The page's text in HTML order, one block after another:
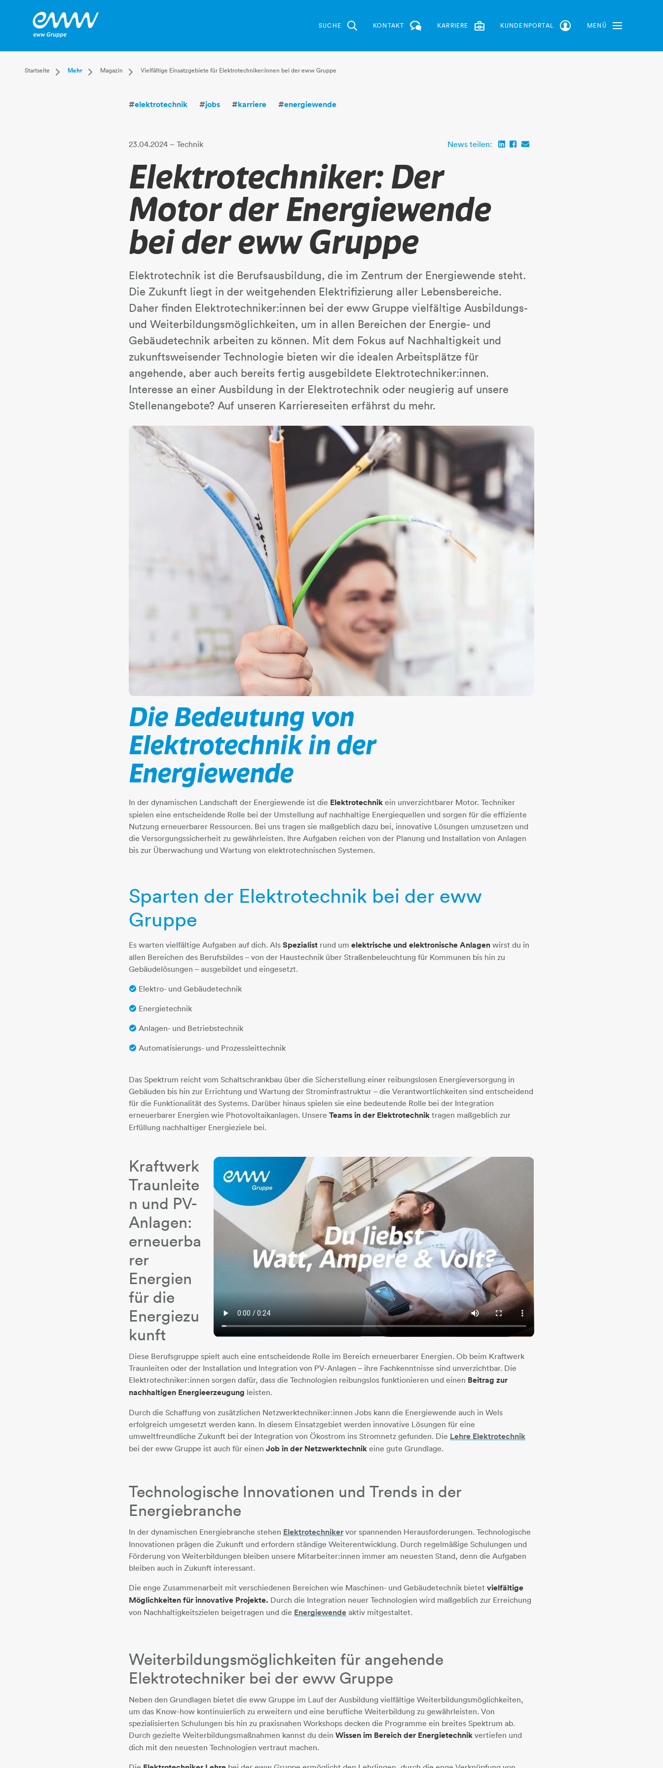
SUCHE KONTAKT KARRIERE KUNDENPORTAL MENÜ
Toggle Navbar
Startseite
Dropdown Startseite
Mehr
Dropdown Mehr
Magazin
Dropdown Magazin
Technik
Vielfältige Einsatzgebiete für Elektrotechniker:innen bei der eww Gruppe
#elektrotechnik #jobs #karriere #energiewende
23.04.2024 – Technik News teilen:
Elektrotechniker: Der
Motor der Energiewende
bei der eww Gruppe
Elektrotechnik ist die Berufsausbildung, die im Zentrum der Energiewende steht.
Die Zukunft liegt in der weitgehenden Elektrifizierung aller Lebensbereiche.
Daher finden Elektrotechniker:innen bei der eww Gruppe vielfältige Ausbildungs-
und Weiterbildungsmöglichkeiten, um in allen Bereichen der Energie- und
Gebäudetechnik arbeiten zu können. Mit dem Fokus auf Nachhaltigkeit und
zukunftsweisender Technologie bieten wir die idealen Arbeitsplätze für
angehende, aber auch bereits fertig ausgebildete Elektrotechniker:innen.
Interesse an einer Ausbildung in der Elektrotechnik oder neugierig auf unsere
Stellenangebote? Auf unseren Karriereseiten erfährst du mehr.
Die Bedeutung von
Elektrotechnik in der
Energiewende​​​​​​​
In der dynamischen Landschaft der Energiewende ist die Elektrotechnikein unverzichtbarer Motor. Techniker
spielen eine entscheidende Rolle bei der Umstellung auf nachhaltige Energiequellen und sorgen für die effiziente
Nutzung erneuerbarer Ressourcen. Bei uns tragen sie maßgeblich dazu bei, innovative Lösungen umzusetzen und
die Versorgungssicherheit zu gewährleisten. Ihre Aufgaben reichen von der Planung und Installation von Anlagen
bis zur Überwachung und Wartung von elektrotechnischen Systemen.
Sparten der Elektrotechnik bei der eww
Gruppe
Es warten vielfältige Aufgaben auf dich. AlsSpezialist rund umelektrische und elektronische Anlagen wirst du in
allen Bereichen des Berufsbildes – von der Haustechnik über Straßenbeleuchtung für Kommunen bis hin zu
Gebäudelösungen – ausgebildet und eingesetzt.
Elektro- und Gebäudetechnik
Energietechnik
Anlagen- und Betriebstechnik
Automatisierungs- und Prozessleittechnik
Das Spektrum reicht vom Schaltschrankbau über die Sicherstellung einer reibungslosen Energieversorgung in
Gebäuden bis hin zur Errichtung und Wartung der Strominfrastruktur – die Verantwortlichkeiten sind entscheidend
für die Funktionalität des Systems. Darüber hinaus spielen sie eine bedeutende Rolle bei der Integration
erneuerbarer Energien wie Photovoltaikanlagen. UnsereTeams in der Elektrotechnik tragen maßgeblich zur
Erfüllung nachhaltiger Energieziele bei.
Kraftwerk
Traunleite
n und PV-
Anlagen:
erneuerba
rer
Energien
für die
Energiezu
kunft
Diese Berufsgruppe spielt auch eine entscheidende Rolle im Bereich erneuerbarer Energien. Ob beim Kraftwerk
Traunleiten oder der Installation und Integration von PV-Anlagen – ihre Fachkenntnisse sind unverzichtbar. Die
Elektrotechniker:innen sorgen dafür, dass die Technologien reibungslos funktionieren und einen Beitrag zur
nachhaltigen Energieerzeugung leisten.
Durch die Schaffung von zusätzlichen Netzwerktechniker:innen Jobs kann die Energiewende auch in Wels
erfolgreich umgesetzt werden kann. In diesem Einsatzgebiet werden innovative Lösungen für eine
umweltfreundliche Zukunft bei der Integration von Ökostrom ins Stromnetz gefunden. Die Lehre Elektrotechnik
bei der eww Gruppe ist auch für einenJob in der Netzwerktechnik eine gute Grundlage.
Technologische Innovationen und Trends in der
Energiebranche
In der dynamischen Energiebranche stehen Elektrotechniker vor spannenden Herausforderungen. Technologische
Innovationen prägen die Zukunft und erfordern ständige Weiterentwicklung. Durch regelmäßige Schulungen und
Förderung von Weiterbildungen bleiben unsere Mitarbeiter:innen immer am neuesten Stand, denn die Aufgaben
bleiben auch in Zukunft interessant.
Die enge Zusammenarbeit mit verschiedenen Bereichen wie Maschinen- und Gebäudetechnik bietetvielfältige
Möglichkeiten für innovative Projekte. Durch die Integration neuer Technologien wird maßgeblich zur Erreichung
von Nachhaltigkeitszielen beigetragen und die Energiewende ​​​​​​​ aktiv mitgestaltet.
Weiterbildungsmöglichkeiten für angehende
Elektrotechniker bei der eww Gruppe
Neben den Grundlagen bietet die eww Gruppe im Lauf der Ausbildung vielfältige Weiterbildungsmöglichkeiten,
um das Know-how kontinuierlich zu erweitern und eine berufliche Weiterbildung zu gewährleisten. Von
spezialisierten Schulungen bis hin zu praxisnahen Workshops decken die Programme ein breites Spektrum ab.
Durch gezielte Weiterbildungsmaßnahmen kannst du deinWissen im Bereich der Energietechnik vertiefen und
dich mit den neuesten Technologien vertraut machen.